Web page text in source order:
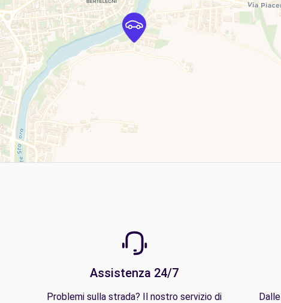
Assistenza 24/7
Problemi sulla strada? Il nostro servizio di